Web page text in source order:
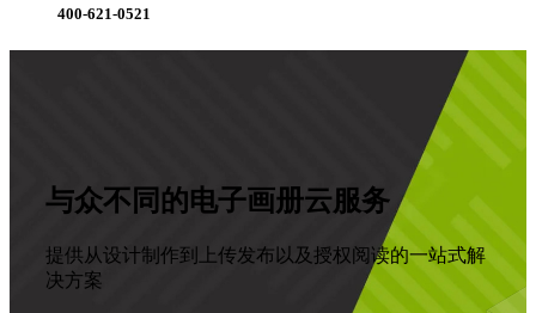
400-621-0521
与众不同的电子画册云服务
提供从设计制作到上传发布以及授权阅读的一站式解
决方案